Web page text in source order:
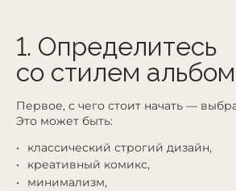
1. Определитесь
со стилем
Первое, с чего стоит начать —
Это может быть:
классический строгий дизайн,
креативный комикс,
минимализм,